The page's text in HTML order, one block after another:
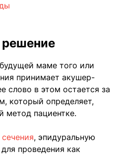
решение
маме того или
принимает акушер-
слово в этом остается за
который определяет,
метод пациентке.
, эпидуральную
проведения как